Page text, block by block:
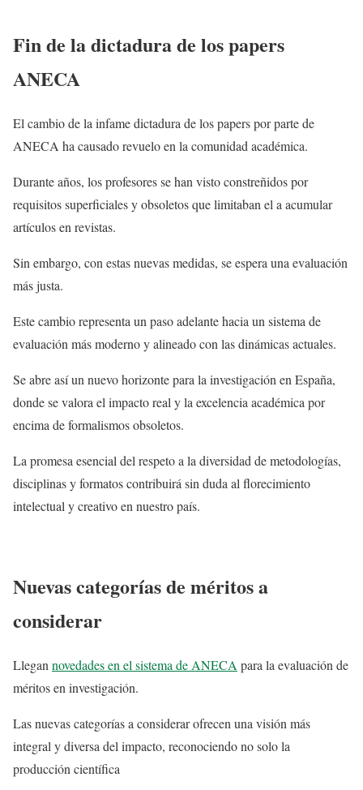
Fin de la dictadura de los papers
ANECA
El cambio de la infame dictadura de los papers por parte de
ANECA ha causado revuelo en la comunidad académica.
Durante años, los profesores se han visto constreñidos por
requisitos superficiales y obsoletos que limitaban el a acumular
artículos en revistas.
Sin embargo, con estas nuevas medidas, se espera una evaluación
más justa.
Este cambio representa un paso adelante hacia un sistema de
evaluación más moderno y alineado con las dinámicas actuales.
Se abre así un nuevo horizonte para la investigación en España,
donde se valora el impacto real y la excelencia académica por
encima de formalismos obsoletos.
La promesa esencial del respeto a la diversidad de metodologías,
disciplinas y formatos contribuirá sin duda al florecimiento
intelectual y creativo en nuestro país.
Nuevas categorías de méritos a
considerar
Llegan novedades en el sistema de ANECA para la evaluación de
méritos en investigación.
Las nuevas categorías a considerar ofrecen una visión más
integral y diversa del impacto, reconociendo no solo la
producción científica